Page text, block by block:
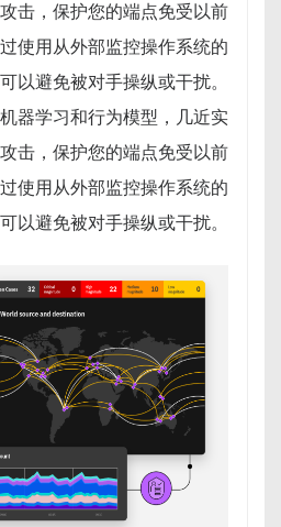
击，保护您的端点免受以前
使用从外部监控操作系统的
以避免被对手操纵或干扰。
器学习和行为模型，几近实
击，保护您的端点免受以前
使用从外部监控操作系统的
以避免被对手操纵或干扰。